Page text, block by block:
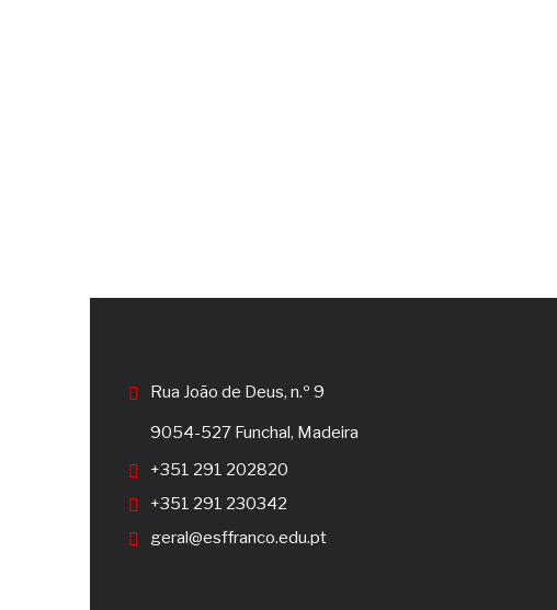
Rua João de Deus, n.º 9
9054-527 Funchal, Madeira
+351 291 202820
+351 291 230342
geral@esffranco.edu.pt